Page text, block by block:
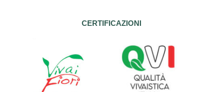
CERTIFICAZIONI